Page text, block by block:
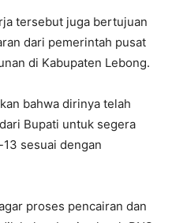
tersebut juga bertujuan
dari pemerintah pusat
di Kabupaten Lebong.
bahwa dirinya telah
Bupati untuk segera
sesuai dengan
proses pencairan dan